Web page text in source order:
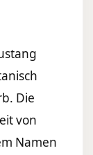
Die
von
Namen